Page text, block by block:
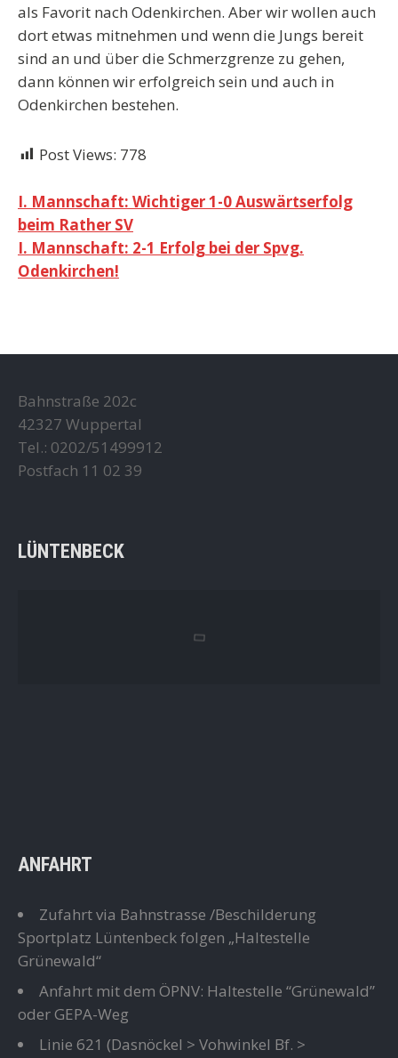
als Favorit nach Odenkirchen. Aber wir wollen auch
dort etwas mitnehmen und wenn die Jungs bereit
sind an und über die Schmerzgrenze zu gehen,
dann können wir erfolgreich sein und auch in
Odenkirchen bestehen.
Post Views: 778
Beitragsnavigation
I. Mannschaft: Wichtiger 1-0 Auswärtserfolg
beim Rather SV
I. Mannschaft: 2-1 Erfolg bei der Spvg.
Odenkirchen!
Bahnstraße 202c
42327 Wuppertal
Tel.: 0202/51499912
Postfach 11 02 39
LÜNTENBECK
ANFAHRT
Zufahrt via Bahnstrasse /Beschilderung
Sportplatz Lüntenbeck folgen „Haltestelle
Grünewald“
Anfahrt mit dem ÖPNV: Haltestelle “Grünewald”
oder GEPA-Weg
Linie 621 (Dasnöckel > Vohwinkel Bf. >